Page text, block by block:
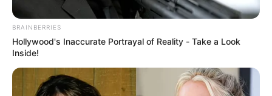
BRAINBERRIES
Hollywood's Inaccurate Portrayal of Reality - Take a Look
Inside!